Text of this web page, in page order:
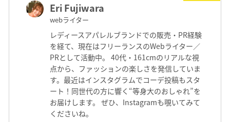
Eri Fujiwara
webライター
レディースアパレルブランドでの販売・PR経験
を経て、現在はフリーランスのWebライター／
PRとして活動中。 40代・161cmのリアルな視
点から、ファッションの楽しさを発信していま
す。最近はインスタグラムでコーデ投稿もスタ
ート！同世代の方に響く“等身大のおしゃれ”を
お届けします。 ぜひ、Instagramも覗いてみて
くださいね。